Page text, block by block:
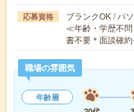
応募資格
ブランクOK / パ
≪年齢・学歴不
書不要＊面談確
職場の雰囲気
年齢層